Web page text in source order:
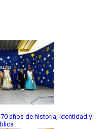
años de historia, identidad y